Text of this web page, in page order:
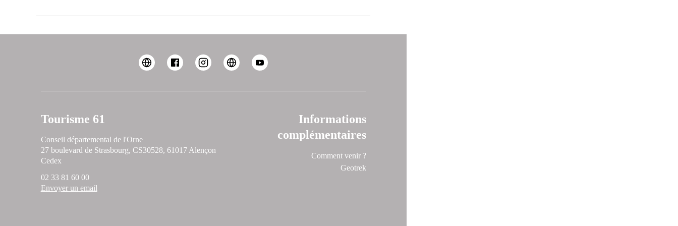
Tourisme 61
Conseil départemental de l'Orne
27 boulevard de Strasbourg, CS30528, 61017 Alençon
Cedex
02 33 81 60 00
Envoyer un email
Informations
complémentaires
Comment venir ?
Geotrek